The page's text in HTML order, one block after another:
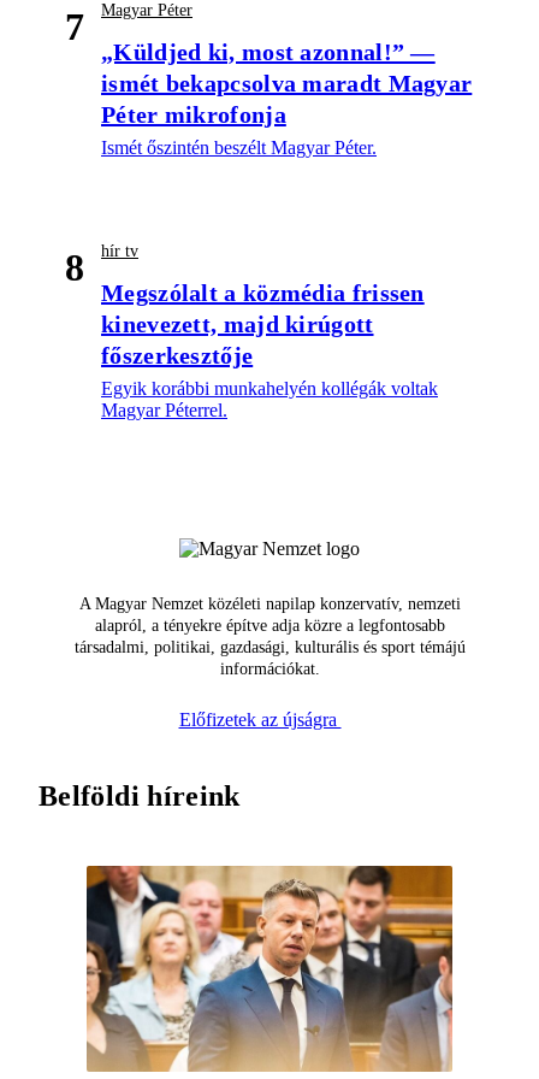
7 Magyar Péter
„Küldjed ki, most azonnal!” —
ismét bekapcsolva maradt Magyar
Péter mikrofonja
Ismét őszintén beszélt Magyar Péter.
8 hír tv
Megszólalt a közmédia frissen
kinevezett, majd kirúgott
főszerkesztője
Egyik korábbi munkahelyén kollégák voltak
Magyar Péterrel.
A Magyar Nemzet közéleti napilap konzervatív, nemzeti
alapról, a tényekre építve adja közre a legfontosabb
társadalmi, politikai, gazdasági, kulturális és sport témájú
információkat.
Előfizetek az újságra
Belföldi híreink